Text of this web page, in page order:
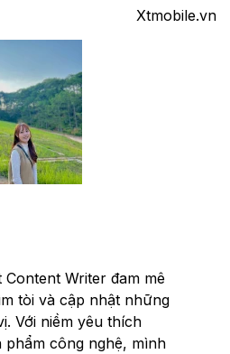
Xtmobile.vn
Writer đam mê
tòi và cập nhật những
Với niềm yêu thích
phẩm công nghệ, mình